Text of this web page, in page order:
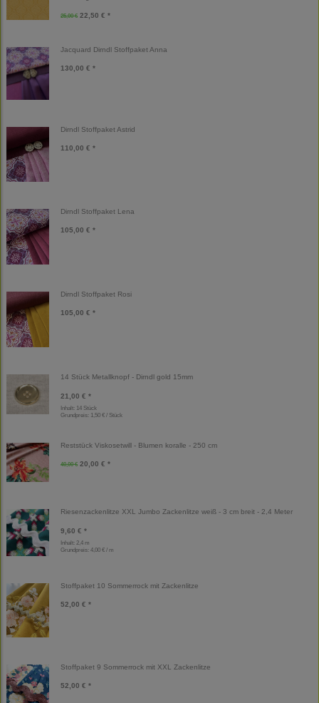
25,00 € 22,50 € *
Jacquard Dirndl Stoffpaket Anna
130,00 € *
Dirndl Stoffpaket Astrid
110,00 € *
Dirndl Stoffpaket Lena
105,00 € *
Dirndl Stoffpaket Rosi
105,00 € *
14 Stück Metallknopf - Dirndl gold 15mm
21,00 € *
Inhalt: 14 Stück
Grundpreis: 1,50 € / Stück
Reststück Viskosetwill - Blumen koralle - 250 cm
40,00 € 20,00 € *
Riesenzackenlitze XXL Jumbo Zackenlitze weiß - 3 cm breit - 2,4 Meter
9,60 € *
Inhalt: 2,4 m
Grundpreis: 4,00 € / m
Stoffpaket 10 Sommerrock mit Zackenlitze
52,00 € *
Stoffpaket 9 Sommerrock mit XXL Zackenlitze
52,00 € *